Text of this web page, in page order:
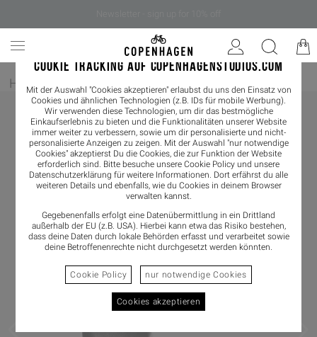
COOKIE TRACKING AUF COPENHAGENSTUDIOS.COM
Mit der Auswahl "Cookies akzeptieren" erlaubst du uns den Einsatz von
Cookies und ähnlichen Technologien (z.B. IDs für mobile Werbung).
Wir verwenden diese Technologien, um dir das bestmögliche
Einkaufserlebnis zu bieten und die Funktionalitäten unserer Website
immer weiter zu verbessern, sowie um dir personalisierte und nicht-
personalisierte Anzeigen zu zeigen. Mit der Auswahl "nur notwendige
Cookies" akzeptierst Du die Cookies, die zur Funktion der Website
erforderlich sind. Bitte besuche unsere Cookie Policy und unsere
Datenschutzerklärung für weitere Informationen. Dort erfährst du alle
weiteren Details und ebenfalls, wie du Cookies in deinem Browser
verwalten kannst.
Gegebenenfalls erfolgt eine Datenübermittlung in ein Drittland
außerhalb der EU (z.B. USA). Hierbei kann etwa das Risiko bestehen,
dass deine Daten durch lokale Behörden erfasst und verarbeitet sowie
deine Betroffenenrechte nicht durchgesetzt werden könnten.
Cookie Policy nur notwendige Cookies
Cookies akzeptieren
Home / Damen/ Boots